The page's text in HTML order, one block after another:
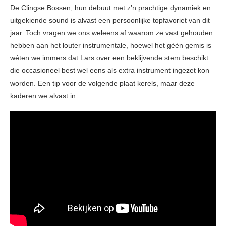
De Clingse Bossen, hun debuut met z’n prachtige dynamiek en
uitgekiende sound is alvast een persoonlijke topfavoriet van dit
jaar. Toch vragen we ons weleens af waarom ze vast gehouden
hebben aan het louter instrumentale, hoewel het géén gemis is
wéten we immers dat Lars over een beklijvende stem beschikt
die occasioneel best wel eens als extra instrument ingezet kon
worden. Een tip voor de volgende plaat kerels, maar deze
kaderen we alvast in.